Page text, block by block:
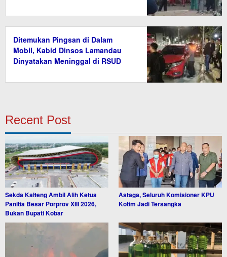
Ditemukan Pingsan di Dalam
Mobil, Kabid Dinsos Lamandau
Dinyatakan Meninggal di RSUD
Recent Post
Sekda Kalteng Ambil Alih Ketua
Panitia Besar Porprov XIII 2026,
Bukan Bupati Kobar
Astaga, Seluruh Komisioner KPU
Kotim Jadi Tersangka